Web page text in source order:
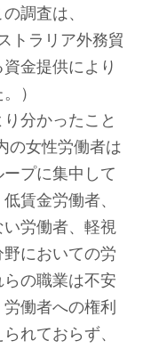
調査は、
トラリア外務貿
金提供により
）
分かったこと
の女性労働者は
プに集中して
賃金労働者、
労働者、軽視
においての労
の職業は不安
働者への権利
れておらず、